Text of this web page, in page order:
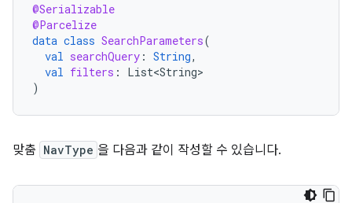
@Serializable
@Parcelize
data class SearchParameters(
val searchQuery : String,
val filters :
List<String>
)
맞춤 NavType 을 다음과 같이 작성할 수 있습니다.